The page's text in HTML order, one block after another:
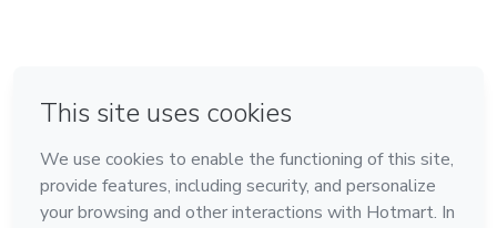
Hecho con❤ en Belo Horizonte